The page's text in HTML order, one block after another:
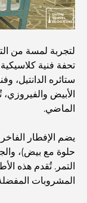
المقاهي في
والمجتمع
مطاعم دبي
استكشاف
لتجربة لمسة من
تحفة فنية كلاسيكية
ستائره الدانتيل،
الأبيض والفيروزي،
الماضي.
يضم الإفطار الفاخر
حلوة مع بيض)،
التمر. تُقدم هذه
المشروبات